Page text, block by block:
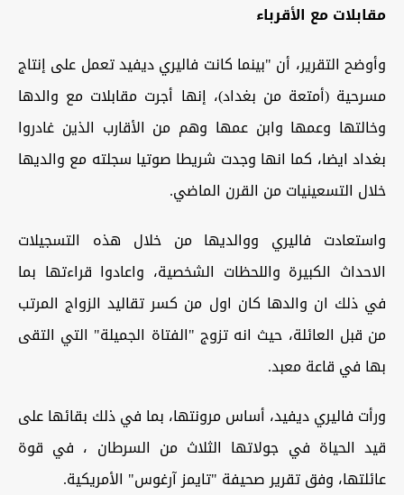
مقابلات مع الأقرباء
وأوضح التقرير، أن "بينما كانت فاليري ديفيد تعمل على إنتاج
مسرحية (أمتعة من بغداد)، إنها أجرت مقابلات مع والدها
وخالتها وعمها وابن عمها وهم من الأقارب الذين غادروا
بغداد ايضا، كما انها وجدت شريطا صوتيا سجلته مع والديها
خلال التسعينيات من القرن الماضي.
واستعادت فاليري ووالديها من خلال هذه التسجيلات
الاحداث الكبيرة واللحظات الشخصية، واعادوا قراءتها بما
في ذلك ان والدها كان اول من كسر تقاليد الزواج المرتب
من قبل العائلة، حيث انه تزوج "الفتاة الجميلة" التي التقى
بها في قاعة معبد.
ورأت فاليري ديفيد، أساس مرونتها، بما في ذلك بقائها على
قيد الحياة في جولاتها الثلاث من السرطان ، في قوة
عائلتها، وفق تقرير صحيفة "تايمز آرغوس" الأمريكية.